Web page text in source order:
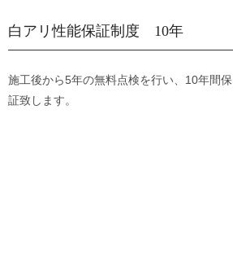
白アリ性能保証制度 10年
施工後から5年の無料点検を行い、10年間保
証致します。